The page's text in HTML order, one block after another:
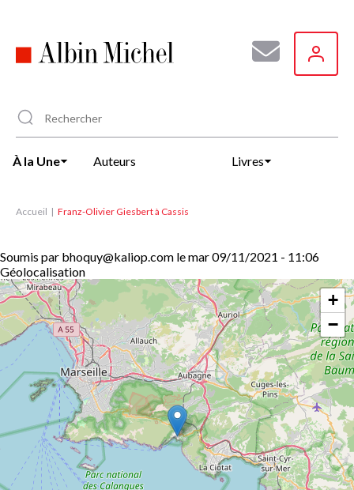
principal
À la Une Auteurs Livres
Accueil Franz-Olivier Giesbert à Cassis
Soumis par bhoquy@kaliop.com lemar 09/11/2021 - 11:06
Géolocalisation
+
−